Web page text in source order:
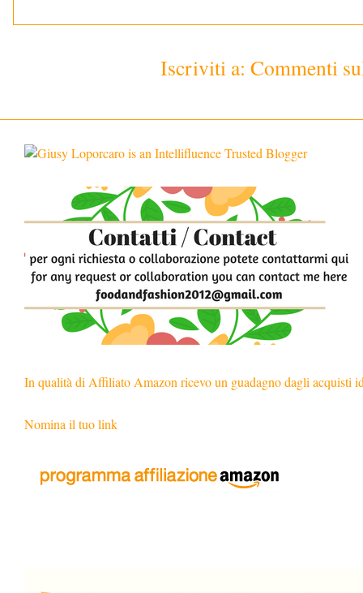
Iscriviti a: Commenti
In qualità di Affiliato Amazon ricevo un guadagno dagli acquisti
Nomina il tuo link